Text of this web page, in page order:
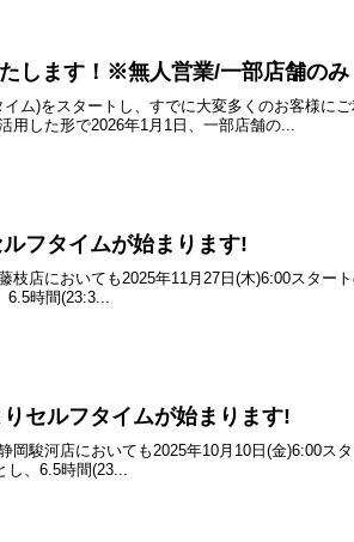
します！※無人営業/一部店舗のみ
ム)をスタートし、すでに大変多くのお客様に
用した形で2026年1月1日、一部店舗の...
フタイムが始まります!
枝店においても2025年11月27日(木)6:00スター
時間(23:3...
セルフタイムが始まります!
岡駿河店においても2025年10月10日(金)6:00ス
し、6.5時間(23...